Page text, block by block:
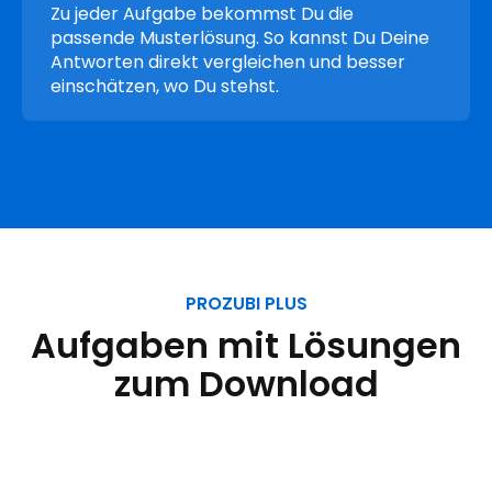
Zu jeder Aufgabe bekommst Du die
passende Musterlösung. So kannst Du Deine
Antworten direkt vergleichen und besser
einschätzen, wo Du stehst.
PROZUBI PLUS
Aufgaben mit Lösungen
zum Download